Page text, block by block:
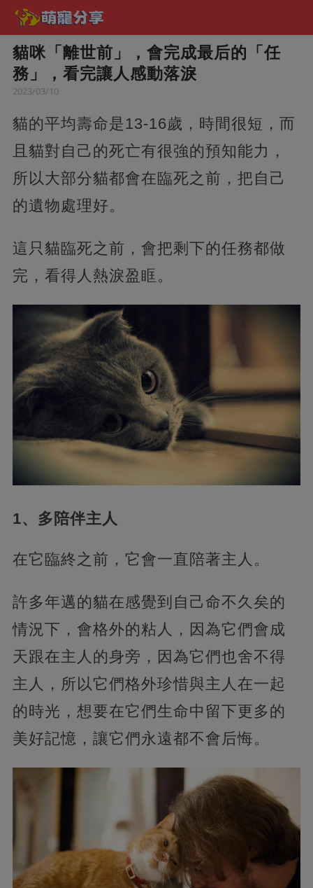
貓咪「離世前」，會完成最后的「任
務」，看完讓人感動落淚
2023/03/10
貓的平均壽命是13-16歲，時間很短，而
且貓對自己的死亡有很強的預知能力，
所以大部分貓都會在臨死之前，把自己
的遺物處理好。
這只貓臨死之前，會把剩下的任務都做
完，看得人熱淚盈眶。
1、多陪伴主人
在它臨終之前，它會一直陪著主人。
許多年邁的貓在感覺到自己命不久矣的
情況下，會格外的粘人，因為它們會成
天跟在主人的身旁，因為它們也舍不得
主人，所以它們格外珍惜與主人在一起
的時光，想要在它們生命中留下更多的
美好記憶，讓它們永遠都不會后悔。